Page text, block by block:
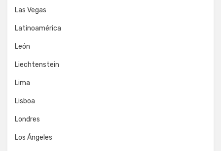
Las Vegas
Latinoamérica
León
Liechtenstein
Lima
Lisboa
Londres
Los Ángeles